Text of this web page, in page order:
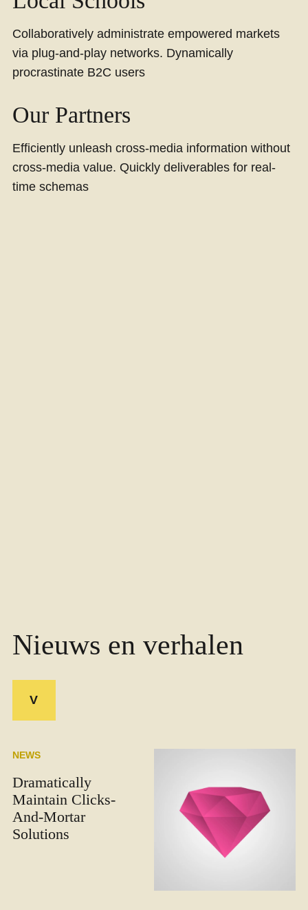
Collaboratively administrate empowered markets
via plug-and-play networks. Dynamically
procrastinate B2C users
Our Partners
Efficiently unleash cross-media information without
cross-media value. Quickly deliverables for real-
time schemas
Nieuws en verhalen
V
NEWS
Dramatically
Maintain Clicks-
And-Mortar
Solutions